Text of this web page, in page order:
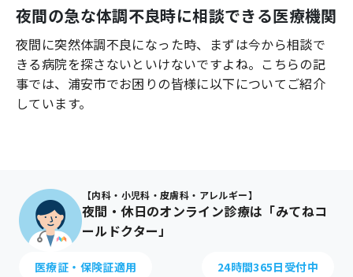
よくあるご質問
夜間の急な体調不良時に相談できる医療機関
夜間に突然体調不良になった時、まずは今から相談で
きる病院を探さないといけないですよね。こちらの記
事では、 浦安市でお困りの皆様に以下についてご紹介
しています。
【内科・小児科・皮膚科・アレルギー】
夜間・休日のオンライン診療は「みてねコ
ールドクター」
医療証・保険証適用 24時間365日受付中